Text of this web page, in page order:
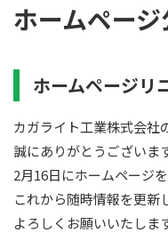
ホームペー
ホームページリ
カガライト工業株式会社
誠にありがとうございま
2月16日にホームページ
これから随時情報を更新
よろしくお願いいたしま